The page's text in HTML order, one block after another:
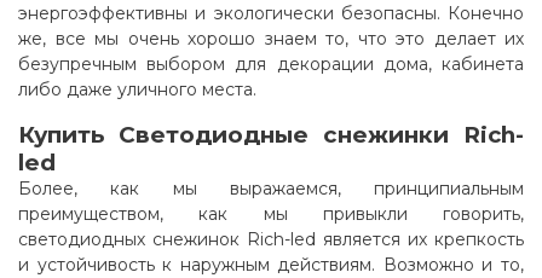
энергоэффективны и экологически безопасны. Конечно
же, все мы очень хорошо знаем то, что это делает их
безупречным выбором для декорации дома, кабинета
либо даже уличного места.
Купить Светодиодные снежинки Rich-
led
Более, как мы выражаемся, принципиальным
преимуществом, как мы привыкли говорить,
светодиодных снежинок Rich-led является их крепкость
и устойчивость к наружным действиям. Возможно и то,